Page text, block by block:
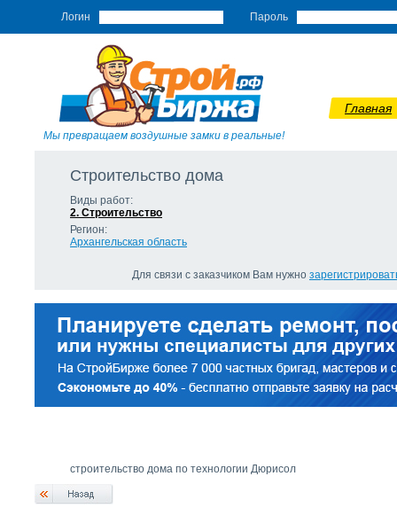
Логин Пароль
Мы превращаем воздушные замки в реальные!
Главная
Строительство дома
Виды работ:
2. Строительство
Регион:
Архангельская область
Для связи с заказчиком Вам нужно
строительство дома по технологии Дюрисол